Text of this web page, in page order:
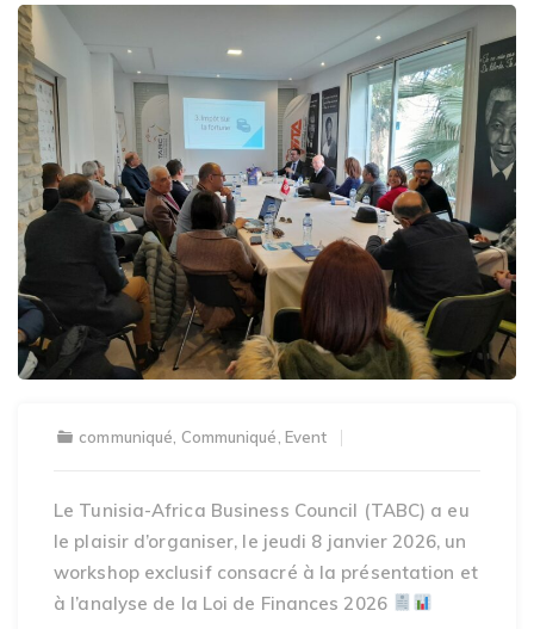
communiqué Communiqué Event
Le Tunisia-Africa Business Council (TABC) a eu
le plaisir d’organiser, le jeudi 8 janvier 2026, un
workshop exclusif consacré à la présentation et
à l’analyse de la Loi de Finances 2026